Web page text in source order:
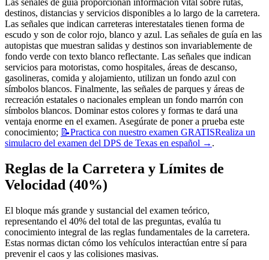
Las señales de guía proporcionan información vital sobre rutas,
destinos, distancias y servicios disponibles a lo largo de la carretera.
Las señales que indican carreteras interestatales tienen forma de
escudo y son de color rojo, blanco y azul. Las señales de guía en las
autopistas que muestran salidas y destinos son invariablemente de
fondo verde con texto blanco reflectante. Las señales que indican
servicios para motoristas, como hospitales, áreas de descanso,
gasolineras, comida y alojamiento, utilizan un fondo azul con
símbolos blancos. Finalmente, las señales de parques y áreas de
recreación estatales o nacionales emplean un fondo marrón con
símbolos blancos. Dominar estos colores y formas te dará una
ventaja enorme en el examen. Asegúrate de poner a prueba este
conocimiento; 📝Practica con nuestro examen GRATISRealiza un
simulacro del examen del DPS de Texas en español → .
Reglas de la Carretera y Límites de
Velocidad (40%)
El bloque más grande y sustancial del examen teórico,
representando el 40% del total de las preguntas, evalúa tu
conocimiento integral de las reglas fundamentales de la carretera.
Estas normas dictan cómo los vehículos interactúan entre sí para
prevenir el caos y las colisiones masivas.